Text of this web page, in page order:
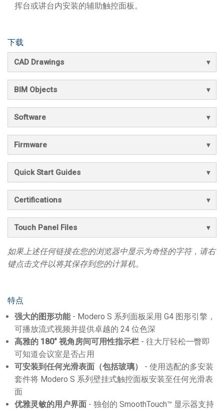
挥台或讲台内安装的辅助触控面板。
下载
CAD Drawings
BIM Objects
Software
Firmware
Quick Start Guides
Certifications
Touch Panel Files
如果上述任何链接在您的浏览器中显示为奇怪的字符，请右
键点击文件以将其保存到您的计算机。
特点
强大的图形功能- Modero S 系列面板采用 G4 图形引擎，
可播放流式视频并提供卓越的 24 位色深
高雅的 180° 视角房间可用性指示栏 - 往大厅轻松一瞥即
可知道会议室是否占用
可安装到任何光滑表面（包括玻璃）
- 使用选配的多安装
套件将 Modero S 系列壁挂式触控面板安装至任何光滑表
面
优雅灵敏的用户界面 - 独创的 SmoothTouch™ 显示器支持